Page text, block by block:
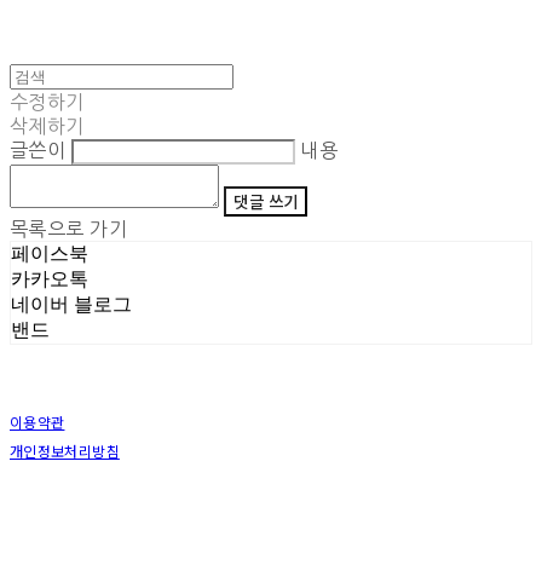
수정하기
삭제하기
글쓴이
내용
댓글 쓰기
목록으로 가기
페이스북
카카오톡
네이버 블로그
밴드
이용약관
개인정보처리방침